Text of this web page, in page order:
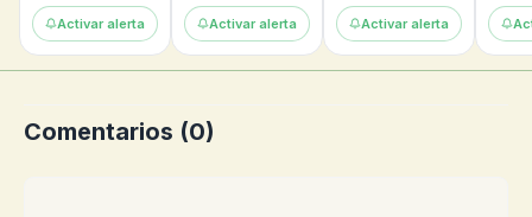
Activar alerta Activar alerta Activar alerta
Comentarios (0)